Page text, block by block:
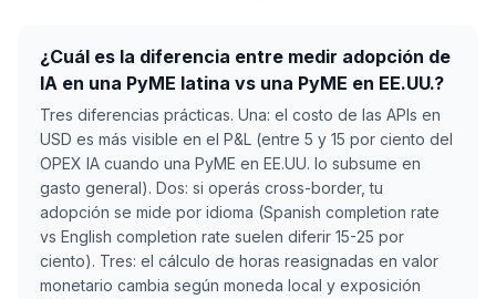
¿Cuál es la diferencia entre medir adopción de
IA en una PyME latina vs una PyME en EE.UU.?
Tres diferencias prácticas. Una: el costo de las APIs en
USD es más visible en el P&L (entre 5 y 15 por ciento del
OPEX IA cuando una PyME en EE.UU. lo subsume en
gasto general). Dos: si operás cross-border, tu
adopción se mide por idioma (Spanish completion rate
vs English completion rate suelen diferir 15-25 por
ciento). Tres: el cálculo de horas reasignadas en valor
monetario cambia según moneda local y exposición